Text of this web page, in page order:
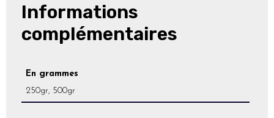
Informations
complémentaires
En grammes
250gr, 500gr